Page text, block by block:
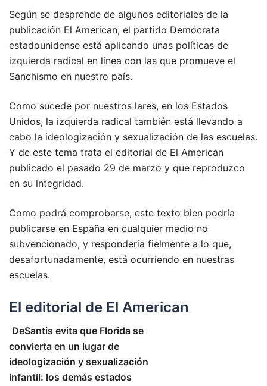
Según se desprende de algunos editoriales de la
publicación El American, el partido Demócrata
estadounidense está aplicando unas políticas de
izquierda radical en línea con las que promueve el
Sanchismo en nuestro país.
Como sucede por nuestros lares, en los Estados
Unidos, la izquierda radical también está llevando a
cabo la ideologización y sexualización de las escuelas.
Y de este tema trata el editorial de El American
publicado el pasado 29 de marzo y que reproduzco
en su integridad.
Como podrá comprobarse, este texto bien podría
publicarse en España en cualquier medio no
subvencionado, y respondería fielmente a lo que,
desafortunadamente, está ocurriendo en nuestras
escuelas.
El editorial de El American
DeSantis evita que Florida se
convierta en un lugar de
ideologización y sexualización
infantil: los demás estados